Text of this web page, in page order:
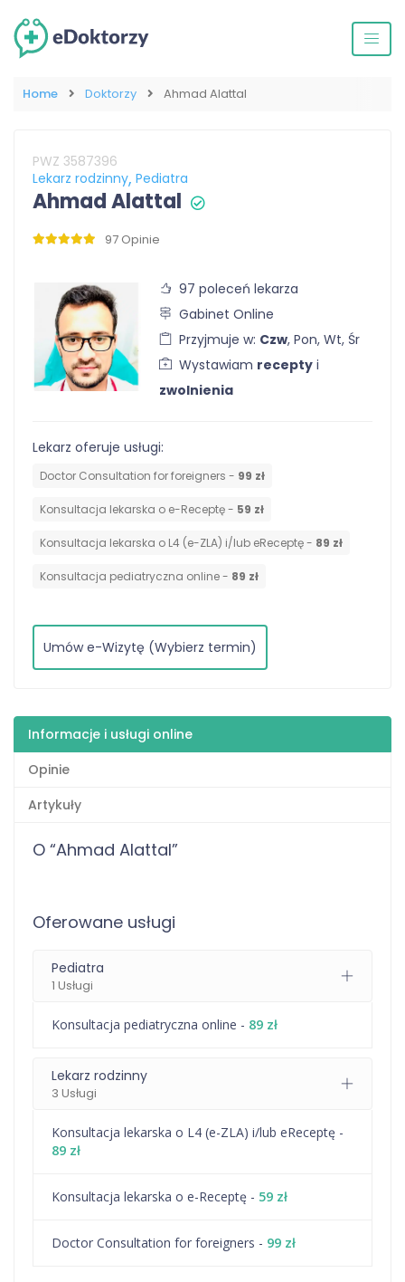
Home Doktorzy Ahmad Alattal
PWZ 3587396
Lekarz rodzinny Pediatra
Ahmad Alattal
97 Opinie
97 poleceń lekarza
Gabinet Online
Przyjmuje w: Czw, Pon, Wt, Śr
Wystawiam recepty i
zwolnienia
Lekarz oferuje usługi:
Doctor Consultation for foreigners - 99 zł
Konsultacja lekarska o e-Receptę - 59 zł
Konsultacja lekarska o L4 (e-ZLA) i/lub eReceptę - 89 zł
Konsultacja pediatryczna online - 89 zł
Umów e-Wizytę (Wybierz termin)
Informacje i usługi online
Opinie
Artykuły
O “Ahmad Alattal”
Oferowane usługi
Pediatra
1 Usługi
Konsultacja pediatryczna online - 89 zł
Lekarz rodzinny
3 Usługi
Konsultacja lekarska o L4 (e-ZLA) i/lub eReceptę -
89 zł
Konsultacja lekarska o e-Receptę - 59 zł
Doctor Consultation for foreigners - 99 zł